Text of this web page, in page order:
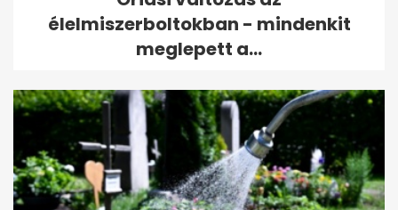
élelmiszerboltokban - mindenkit
meglepett a...